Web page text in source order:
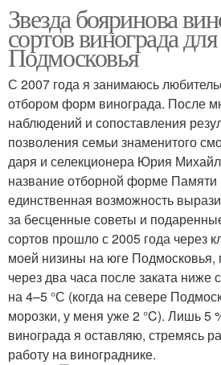
Звезда бояринова
сортов винограда для
Подмосковья
С 2007 года я занимаюсь
отбором форм винограда. После
наблюдений и сопо­ставления
позволения се­мьи знаменитого
даря и селекционера Юрия
название отборной форме Памяти
единственная воз­можность
за бесценные советы и
сортов прошло с 2005 года через
моей низи­ны на юге Подмосковья,
через два часа после заката ниже
на 4–5 °С (когда на севере
морозки, у меня уже ­2 °C). Лишь 5
винограда я оставляю, стремясь
работу на винограднике.